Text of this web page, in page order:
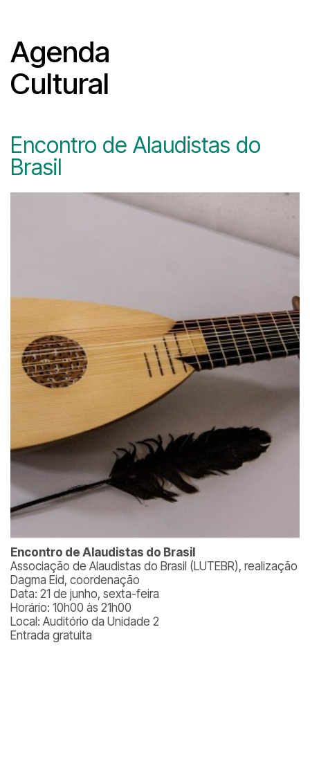
Agenda
Cultural
Encontro de Alaudistas do
Brasil
Encontro de Alaudistas do Brasil
Associação de Alaudistas do Brasil (LUTEBR), realização
Dagma Eid, coordenação
Data: 21 de junho, sexta-feira
Horário: 10h00 às 21h00
Local: Auditório da Unidade 2
Entrada gratuita